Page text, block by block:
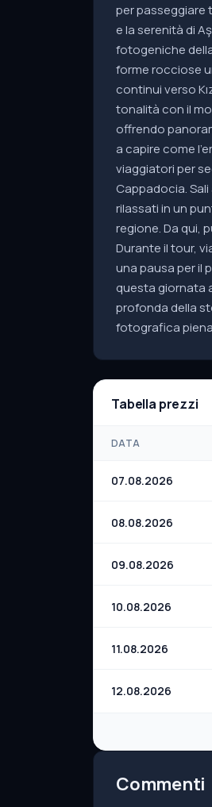
per passeggiare
e la serenità di
fotogeniche
forme rocciose
continui verso
tonalità con il
offrendo
a capire come
viaggiatori per
Cappadocia.
rilassati in un
regione. Da qui,
Durante il tour,
una pausa per il
questa giornata
profonda della
fotografica
Tabella prezzi
DATA
07.08.2026
08.08.2026
09.08.2026
10.08.2026
11.08.2026
12.08.2026
Commenti